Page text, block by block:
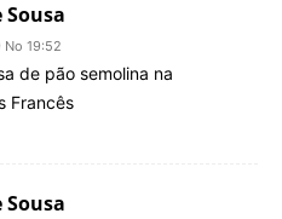
Sousa
No 19:52
de pão semolina na
Francês
Sousa